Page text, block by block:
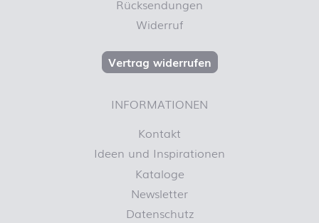
Rücksendungen
Widerruf
Vertrag widerrufen
INFORMATIONEN
Kontakt
Ideen und Inspirationen
Kataloge
Newsletter
Datenschutz